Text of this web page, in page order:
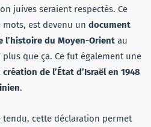
juives seraient respectés. Ce
mots, est devenu un document
du Moyen-Orient au
plus que ça. Ce fut également une
création de l’État d’Israël en 1948
.
cette déclaration permet